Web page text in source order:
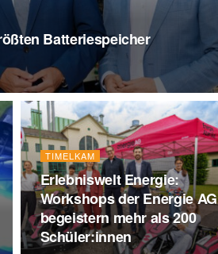
Batteriespeicher
TIMELKAM
Erlebniswelt Energie:
Workshops der Energie AG
begeistern mehr als 200
Schüler:innen